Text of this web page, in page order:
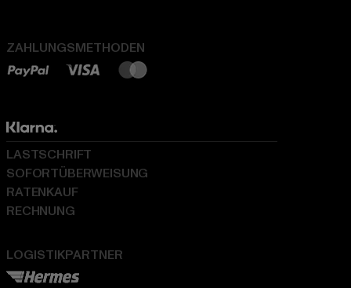
ZAHLUNGSMETHODEN
LOGISTIKPARTNER
LASTSCHRIFT
SOFORTÜBERWEISUNG
RATENKAUF
RECHNUNG